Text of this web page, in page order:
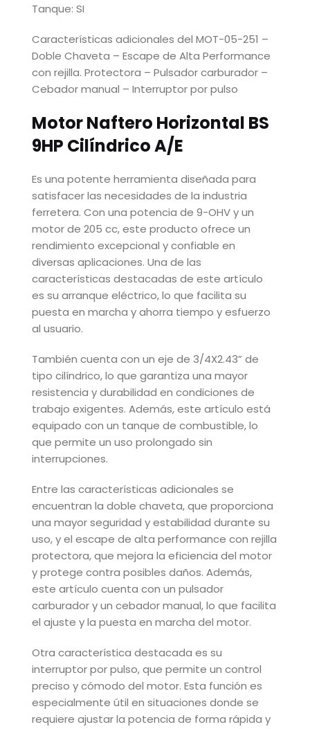
Tanque: SI
Características adicionales del MOT-05-251 –
Doble Chaveta – Escape de Alta Performance
con rejilla. Protectora – Pulsador carburador –
Cebador manual – Interruptor por pulso
Motor Naftero Horizontal BS
9HP Cilíndrico A/E
Es una potente herramienta diseñada para
satisfacer las necesidades de la industria
ferretera. Con una potencia de 9-OHV y un
motor de 205 cc, este producto ofrece un
rendimiento excepcional y confiable en
diversas aplicaciones. Una de las
características destacadas de este artículo
es su arranque eléctrico, lo que facilita su
puesta en marcha y ahorra tiempo y esfuerzo
al usuario.
También cuenta con un eje de 3/4X2.43” de
tipo cilíndrico, lo que garantiza una mayor
resistencia y durabilidad en condiciones de
trabajo exigentes. Además, este artículo está
equipado con un tanque de combustible, lo
que permite un uso prolongado sin
interrupciones.
Entre las características adicionales se
encuentran la doble chaveta, que proporciona
una mayor seguridad y estabilidad durante su
uso, y el escape de alta performance con rejilla
protectora, que mejora la eficiencia del motor
y protege contra posibles daños. Además,
este artículo cuenta con un pulsador
carburador y un cebador manual, lo que facilita
el ajuste y la puesta en marcha del motor.
Otra característica destacada es su
interruptor por pulso, que permite un control
preciso y cómodo del motor. Esta función es
especialmente útil en situaciones donde se
requiere ajustar la potencia de forma rápida y